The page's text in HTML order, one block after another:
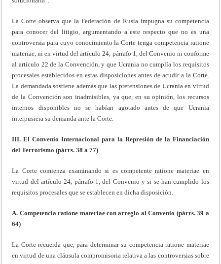
La Corte observa que la Federación de Rusia impugna su competencia
para conocer del litigio, argumentando a este respecto que no es una
controversia para cuyo conocimiento la Corte tenga competencia ratione
materiae, ni en virtud del artículo 24, párrafo 1, del Convenio ni conforme
al artículo 22 de la Convención, y que Ucrania no cumplía los requisitos
procesales establecidos en estas disposiciones antes de acudir a la Corte.
La demandada sostiene además que las pretensiones de Ucrania en virtud
de la Convención son inadmisibles, ya que, en su opinión, los recursos
internos disponibles no se habían agotado antes de que Ucrania
interpusiera su demanda ante la Corte.
III. El Convenio Internacional para la Represión de la Financiación
del Terrorismo (párrs. 38 a 77)
La Corte comienza examinando si es competente ratione materiae en
virtud del artículo 24, párrafo 1, del Convenio y si se han cumplido los
requisitos procesales que se establecen en dicha disposición.
A. Competencia ratione materiae con arreglo al Convenio (párrs. 39 a
64)
La Corte recuerda que, para determinar su competencia ratione materiae
en virtud de una cláusula compromisoria relativa a las controversias sobre